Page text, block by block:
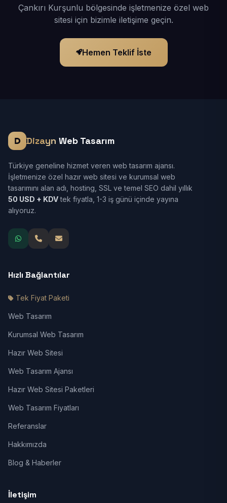
Çankırı Kurşunlu bölgesinde işletmenize özel web
sitesi için bizimle iletişime geçin.
Hemen Teklif İste
Dizayn Web Tasarım
Türkiye geneline hizmet veren web tasarım ajansı.
İşletmenize özel hazır web sitesi ve kurumsal web
tasarımını alan adı, hosting, SSL ve temel SEO dahil yıllık
50 USD + KDVtek fiyatla, 1-3 iş günü içinde yayına
alıyoruz.
Hızlı Bağlantılar
Tek Fiyat Paketi
Web Tasarım
Kurumsal Web Tasarım
Hazır Web Sitesi
Web Tasarım Ajansı
Hazır Web Sitesi Paketleri
Web Tasarım Fiyatları
Referanslar
Hakkımızda
Blog & Haberler
İletişim